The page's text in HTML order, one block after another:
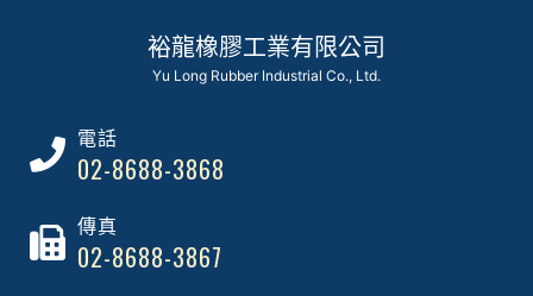
裕龍橡膠工業有限公司
Yu Long Rubber Industrial Co., Ltd.
電話
02-8688-3868
傳真
02-8688-3867